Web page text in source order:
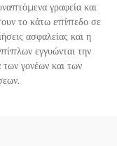
γραφεία και
το κάτω επίπεδο σε
ασφαλείας και η
εγγυώνται την
γονέων και των